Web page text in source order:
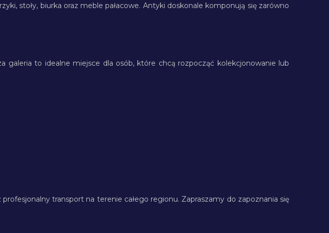
stoły, biurka oraz meble pałacowe. Antyki doskonale komponują się zarówno
galeria to idealne miejsce dla osób, które chcą rozpocząć kolekcjonowanie lub
transport na terenie całego regionu. Zapraszamy do zapoznania się